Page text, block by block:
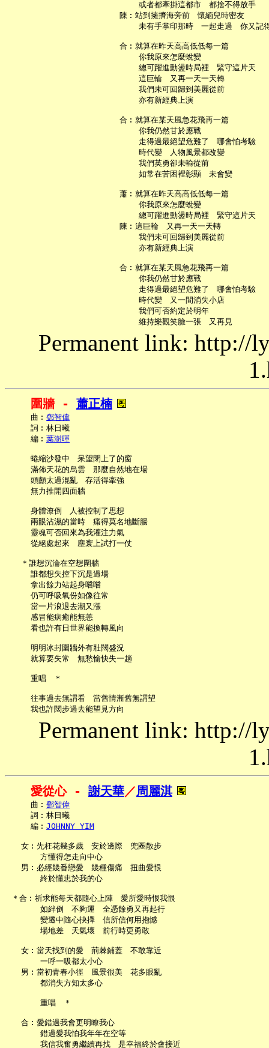
       或者都牽掛這都市　都捨不得放手
   陳︰站到擁擠海旁前　懷緬兒時密友
未有手掌印那時　一起走過　你又記
   合︰就算在昨天高高低低每一篇
       你我原來怎麼蛻變
       總可躍進動盪時局裡　緊守這片天
       這巨輪　又再一天一天轉
       我們未可回歸到美麗從前
       亦有新經典上演
   合︰就算在某天風急花飛再一篇
       你我仍然甘於應戰
       走得過最絕望危難了　哪會怕考驗
       時代變　人物風景都改變
       我們英勇卻未輸從前
       如常在苦困裡彰顯　未會變
   蕭︰就算在昨天高高低低每一篇
       你我原來怎麼蛻變
       總可躍進動盪時局裡　緊守這片天
   陳︰這巨輪　又再一天一天轉
       我們未可回歸到美麗從前
       亦有新經典上演
   合︰就算在某天風急花飛再一篇
       你我仍然甘於應戰
       走得過最絕望危難了　哪會怕考驗
       時代變　又一間消失小店
       我們可否約定於明年
Permanent link: http://
圍牆 - 蕭正楠
     曲︰
鄧智偉
     詞︰林日曦
     編︰
葉澍暉
     蜷縮沙發中　呆望閉上了的窗
     滿佈天花的烏雲　那麼自然地在場
     頭顱太過混亂　存活得牽強
     無力推開四面牆
     身體潦倒　人被控制了思想
     兩眼沾濕的當時　痛得莫名地斷腸
     靈魂可否回來為我灌注力氣
     從絕處起來　塵寰上試打一仗
   ＊誰想沉淪在空想圍牆
     誰都想失控下沉是過場
     拿出餘力站起身嚐嚐
     仍可呼吸氧份如像往常
     當一片浪退去潮又漲
     感冒能病癒能無恙
     看也許有日世界能換轉風向
     明明冰封圍牆外有壯闊盛況
     就算要失常　無愁愉快失一趟
     重唱　＊
     往事過去無謂看　當舊情漸舊無謂望
Permanent link: http://
愛從心 - 謝天華／周麗淇
     曲︰
鄧智偉
     詞︰林日曦
     編︰
JOHNNY YIM
   女︰先枉花幾多歲　安於邊際　兜圈散步
       方懂得怎走向中心
   男︰必經幾番戀愛　幾種傷痛　扭曲愛恨
       終於懂忠於我的心
＊合︰祈求能每天都隨心上陣　愛所愛時恨我恨
       如絆倒　不夠運　全憑餘勇又再起行
       變遷中隨心抉擇　信所信何用抱憾
       場地差　天氣壞　前行時更勇敢
   女︰當天找到的愛　荊棘鋪蓋　不敢靠近
       一呼一吸都太小心
   男︰當初青春小徑　風景很美　花多眼亂
       都消失方知太多心
       重唱　＊
   合︰愛錯過我會更明瞭我心
       錯過愛我怕我年年在空等
       我信我奮勇繼續再找　是幸福終於會接近